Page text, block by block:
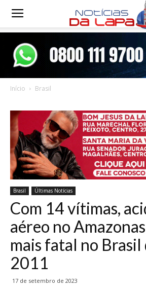
Notícias
Início Brasil
Brasil Últimas Notícias
Com 14 vítimas,
aéreo no
mais fatal no Brasil
2011
17 de setembro de 2023